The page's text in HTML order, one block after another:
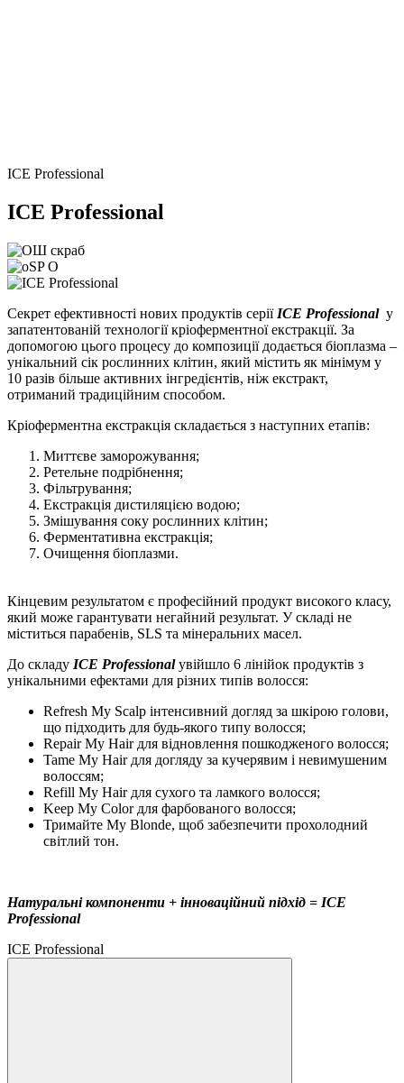
ICE Professional
ICE Professional
Секрет ефективності нових продуктів серії ICE Professionalу
запатентованій технології кріоферментної екстракції. За
допомогою цього процесу до композиції додається біоплазма –
унікальний сік рослинних клітин, який містить як мінімум у
10 разів більше активних інгредієнтів, ніж екстракт,
отриманий традиційним способом.
Кріоферментна екстракція складається з наступних етапів:
Миттєве заморожування;
Ретельне подрібнення;
Фільтрування;
Екстракція дистиляцією водою;
Змішування соку рослинних клітин;
Ферментативна екстракція;
Очищення біоплазми.
Кінцевим результатом є професійний продукт високого класу,
який може гарантувати негайний результат. У складі не
міститься парабенів, SLS та мінеральних масел.
До складу ICE Professionalувійшло 6 лінійок продуктів з
унікальними ефектами для різних типів волосся:
Refresh My Scalp інтенсивний догляд за шкірою голови,
що підходить для будь-якого типу волосся;
Repair My Hair для відновлення пошкодженого волосся;
Tame My Hair для догляду за кучерявим і невимушеним
волоссям;
Refill My Hair для сухого та ламкого волосся;
Keep My Color для фарбованого волосся;
Тримайте My Blonde, щоб забезпечити прохолодний
світлий тон.
Натуральні компоненти + інноваційний підхід = ICE
Professional
ICE Professional